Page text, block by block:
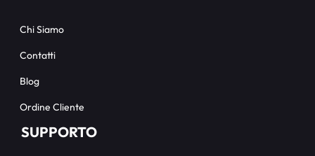
Chi Siamo
Contatti
Blog
Ordine Cliente
SUPPORTO